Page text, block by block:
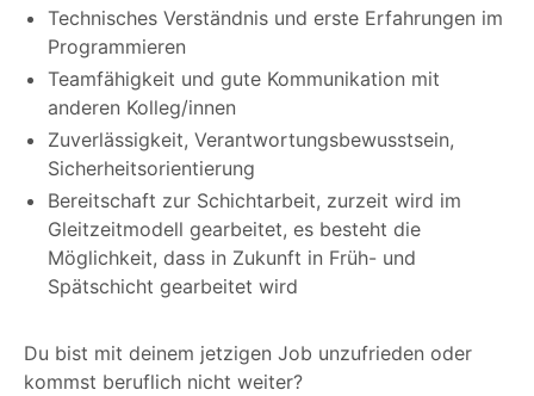
Technisches Verständnis und erste Erfahrungen im
Programmieren
Teamfähigkeit und gute Kommunikation mit
anderen Kolleg/innen
Zuverlässigkeit, Verantwortungsbewusstsein,
Sicherheitsorientierung
Bereitschaft zur Schichtarbeit, zurzeit wird im
Gleitzeitmodell gearbeitet, es besteht die
Möglichkeit, dass in Zukunft in Früh- und
Spätschicht gearbeitet wird
Du bist mit deinem jetzigen Job unzufrieden oder
kommst beruflich nicht weiter?